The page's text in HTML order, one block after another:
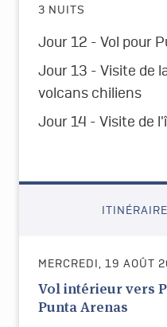
3 NUITS
Jour 12 - Vol pour
Jour 13 - Visite de
volcans chiliens
Jour 14 - Visite de
MERCREDI, 19 AOÛT
Vol intérieur vers
Punta Arenas